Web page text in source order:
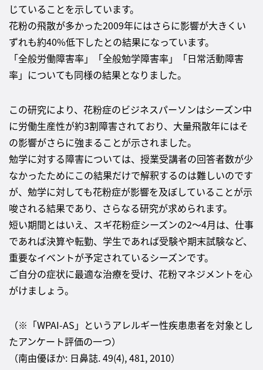
じていることを示しています。
花粉の飛散が多かった2009年にはさらに影響が大きくい
ずれも約40%低下したとの結果になっています。
「全般労働障害率」「全般勉学障害率」「日常活動障害
率」についても同様の結果となりました。
この研究により、花粉症のビジネスパーソンはシーズン中
に労働生産性が約3割障害されており、大量飛散年にはそ
の影響がさらに強まることが示されました。
勉学に対する障害については、授業受講者の回答者数が少
なかったためにこの結果だけで解釈するのは難しいのです
が、勉学に対しても花粉症が影響を及ぼしていることが示
唆される結果であり、さらなる研究が求められます。
短い期間とはいえ、スギ花粉症シーズンの2～4月は、仕事
であれば決算や転勤、学生であれば受験や期末試験など、
重要なイベントが予定されているシーズンです。
ご自分の症状に最適な治療を受け、花粉マネジメントを心
がけましょう。
（※「WPAI-AS」というアレルギー性疾患患者を対象とし
たアンケート評価の一つ）
（南由優ほか: 日鼻誌. 49(4), 481, 2010）